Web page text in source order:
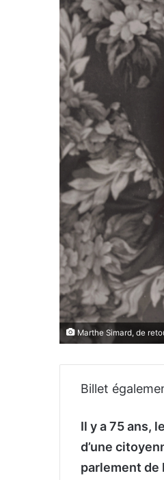
Marthe Simard, de
Billet
Il y a 75 ans,
d’une
parlement de